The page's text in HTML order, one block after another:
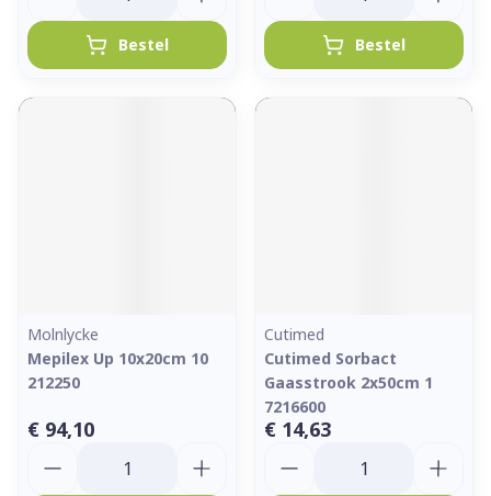
Bestel Bestel
Molnlycke
Mepilex Up 10x20cm 10
212250
€ 94,10
Cutimed
Cutimed Sorbact
Gaasstrook 2x50cm 1
7216600
€ 14,63